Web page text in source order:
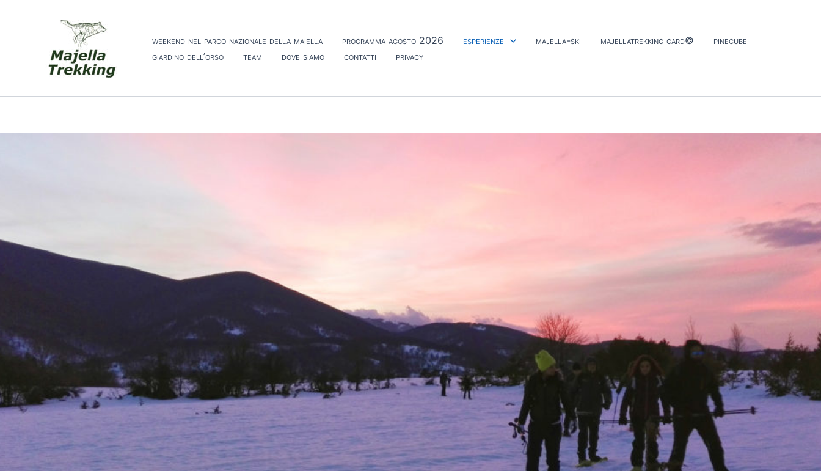
weekend nel parco nazionale della maiella programma agosto 2026 esperienze majella-ski majellatrekking card©
pinecube
giardino dell’orso
team dove siamo contatti privacy